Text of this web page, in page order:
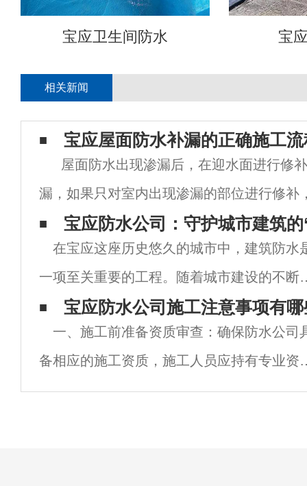
宝应卫生间防水 宝
相关新闻
宝应屋面防水补漏的正确施工
屋面防水出现渗漏后，在迎水面进行修
漏，如果只对室内出现渗漏的部位进行修补
不再从该位置流出，却很难保证渗漏水不会
出，渗漏问题并没有得到解决。专业的做
宝应防水公司：守护城市建筑的
在宝应这座历史悠久的城市中，建筑防水
一项至关重要的工程。随着城市建设的不断
展，防水技术和服务的需求也日益增长。宝
的防水公司，作为这一领域的专业力量，正
其专业的技术、优质的服务和不断创新的精
神，
宝应防水公司施工注意事项有
一、施工前准备资质审查：确保防水公司
备相应的施工资质，施工人员应持有专业资
证书，并具备丰富的施工经验。材料选择：